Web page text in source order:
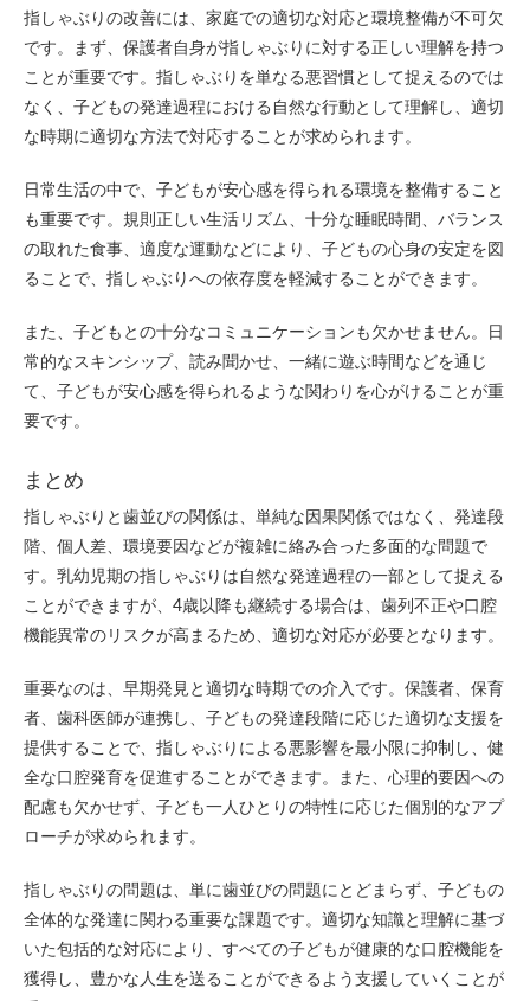
指しゃぶりの改善には、家庭での適切な対応と環境整備が不可欠
です。まず、保護者自身が指しゃぶりに対する正しい理解を持つ
ことが重要です。指しゃぶりを単なる悪習慣として捉えるのでは
なく、子どもの発達過程における自然な行動として理解し、適切
な時期に適切な方法で対応することが求められます。
日常生活の中で、子どもが安心感を得られる環境を整備すること
も重要です。規則正しい生活リズム、十分な睡眠時間、バランス
の取れた食事、適度な運動などにより、子どもの心身の安定を図
ることで、指しゃぶりへの依存度を軽減することができます。
また、子どもとの十分なコミュニケーションも欠かせません。日
常的なスキンシップ、読み聞かせ、一緒に遊ぶ時間などを通じ
て、子どもが安心感を得られるような関わりを心がけることが重
要です。
まとめ
指しゃぶりと歯並びの関係は、単純な因果関係ではなく、発達段
階、個人差、環境要因などが複雑に絡み合った多面的な問題で
す。乳幼児期の指しゃぶりは自然な発達過程の一部として捉える
ことができますが、4歳以降も継続する場合は、歯列不正や口腔
機能異常のリスクが高まるため、適切な対応が必要となります。
重要なのは、早期発見と適切な時期での介入です。保護者、保育
者、歯科医師が連携し、子どもの発達段階に応じた適切な支援を
提供することで、指しゃぶりによる悪影響を最小限に抑制し、健
全な口腔発育を促進することができます。また、心理的要因への
配慮も欠かせず、子ども一人ひとりの特性に応じた個別的なアプ
ローチが求められます。
指しゃぶりの問題は、単に歯並びの問題にとどまらず、子どもの
全体的な発達に関わる重要な課題です。適切な知識と理解に基づ
いた包括的な対応により、すべての子どもが健康的な口腔機能を
獲得し、豊かな人生を送ることができるよう支援していくことが